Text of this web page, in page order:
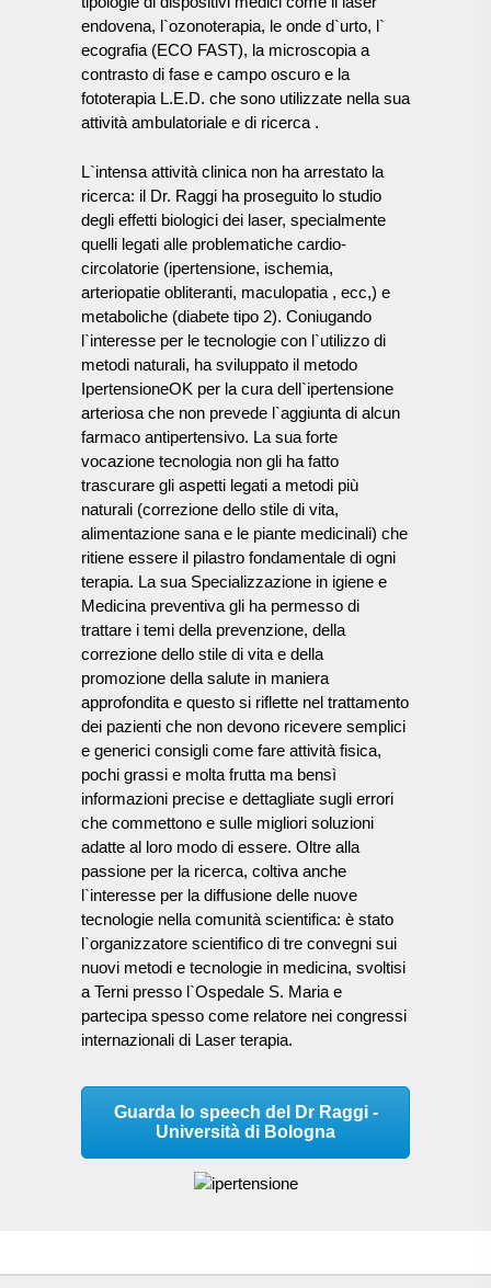
endovena, l`ozonoterapia, le onde d`urto, l`
ecografia (ECO FAST), la microscopia a
contrasto di fase e campo oscuro e la
fototerapia L.E.D. che sono utilizzate nella sua
attività ambulatoriale e di ricerca .
L`intensa attività clinica non ha arrestato la
ricerca: il Dr. Raggi ha proseguito lo studio
degli effetti biologici dei laser, specialmente
quelli legati alle problematiche cardio-
circolatorie (ipertensione, ischemia,
arteriopatie obliteranti, maculopatia , ecc,) e
metaboliche (diabete tipo 2). Coniugando
l`interesse per le tecnologie con l`utilizzo di
metodi naturali, ha sviluppato il metodo
IpertensioneOK per la cura dell`ipertensione
arteriosa che non prevede l`aggiunta di alcun
farmaco antipertensivo. La sua forte
vocazione tecnologia non gli ha fatto
trascurare gli aspetti legati a metodi più
naturali (correzione dello stile di vita,
alimentazione sana e le piante medicinali) che
ritiene essere il pilastro fondamentale di ogni
terapia. La sua Specializzazione in igiene e
Medicina preventiva gli ha permesso di
trattare i temi della prevenzione, della
correzione dello stile di vita e della
promozione della salute in maniera
approfondita e questo si riflette nel trattamento
dei pazienti che non devono ricevere semplici
e generici consigli come fare attività fisica,
pochi grassi e molta frutta ma bensì
informazioni precise e dettagliate sugli errori
che commettono e sulle migliori soluzioni
adatte al loro modo di essere. Oltre alla
passione per la ricerca, coltiva anche
l`interesse per la diffusione delle nuove
tecnologie nella comunità scientifica: è stato
l`organizzatore scientifico di tre convegni sui
nuovi metodi e tecnologie in medicina, svoltisi
a Terni presso l`Ospedale S. Maria e
partecipa spesso come relatore nei congressi
internazionali di Laser terapia.
Guarda lo speech del Dr Raggi -
Università di Bologna